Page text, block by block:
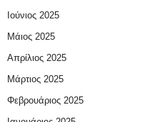
Ιούνιος 2025
Μάιος 2025
Απρίλιος 2025
Μάρτιος 2025
Φεβρουάριος 2025